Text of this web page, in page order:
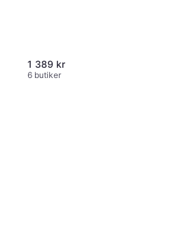
1 389 kr
6 butiker